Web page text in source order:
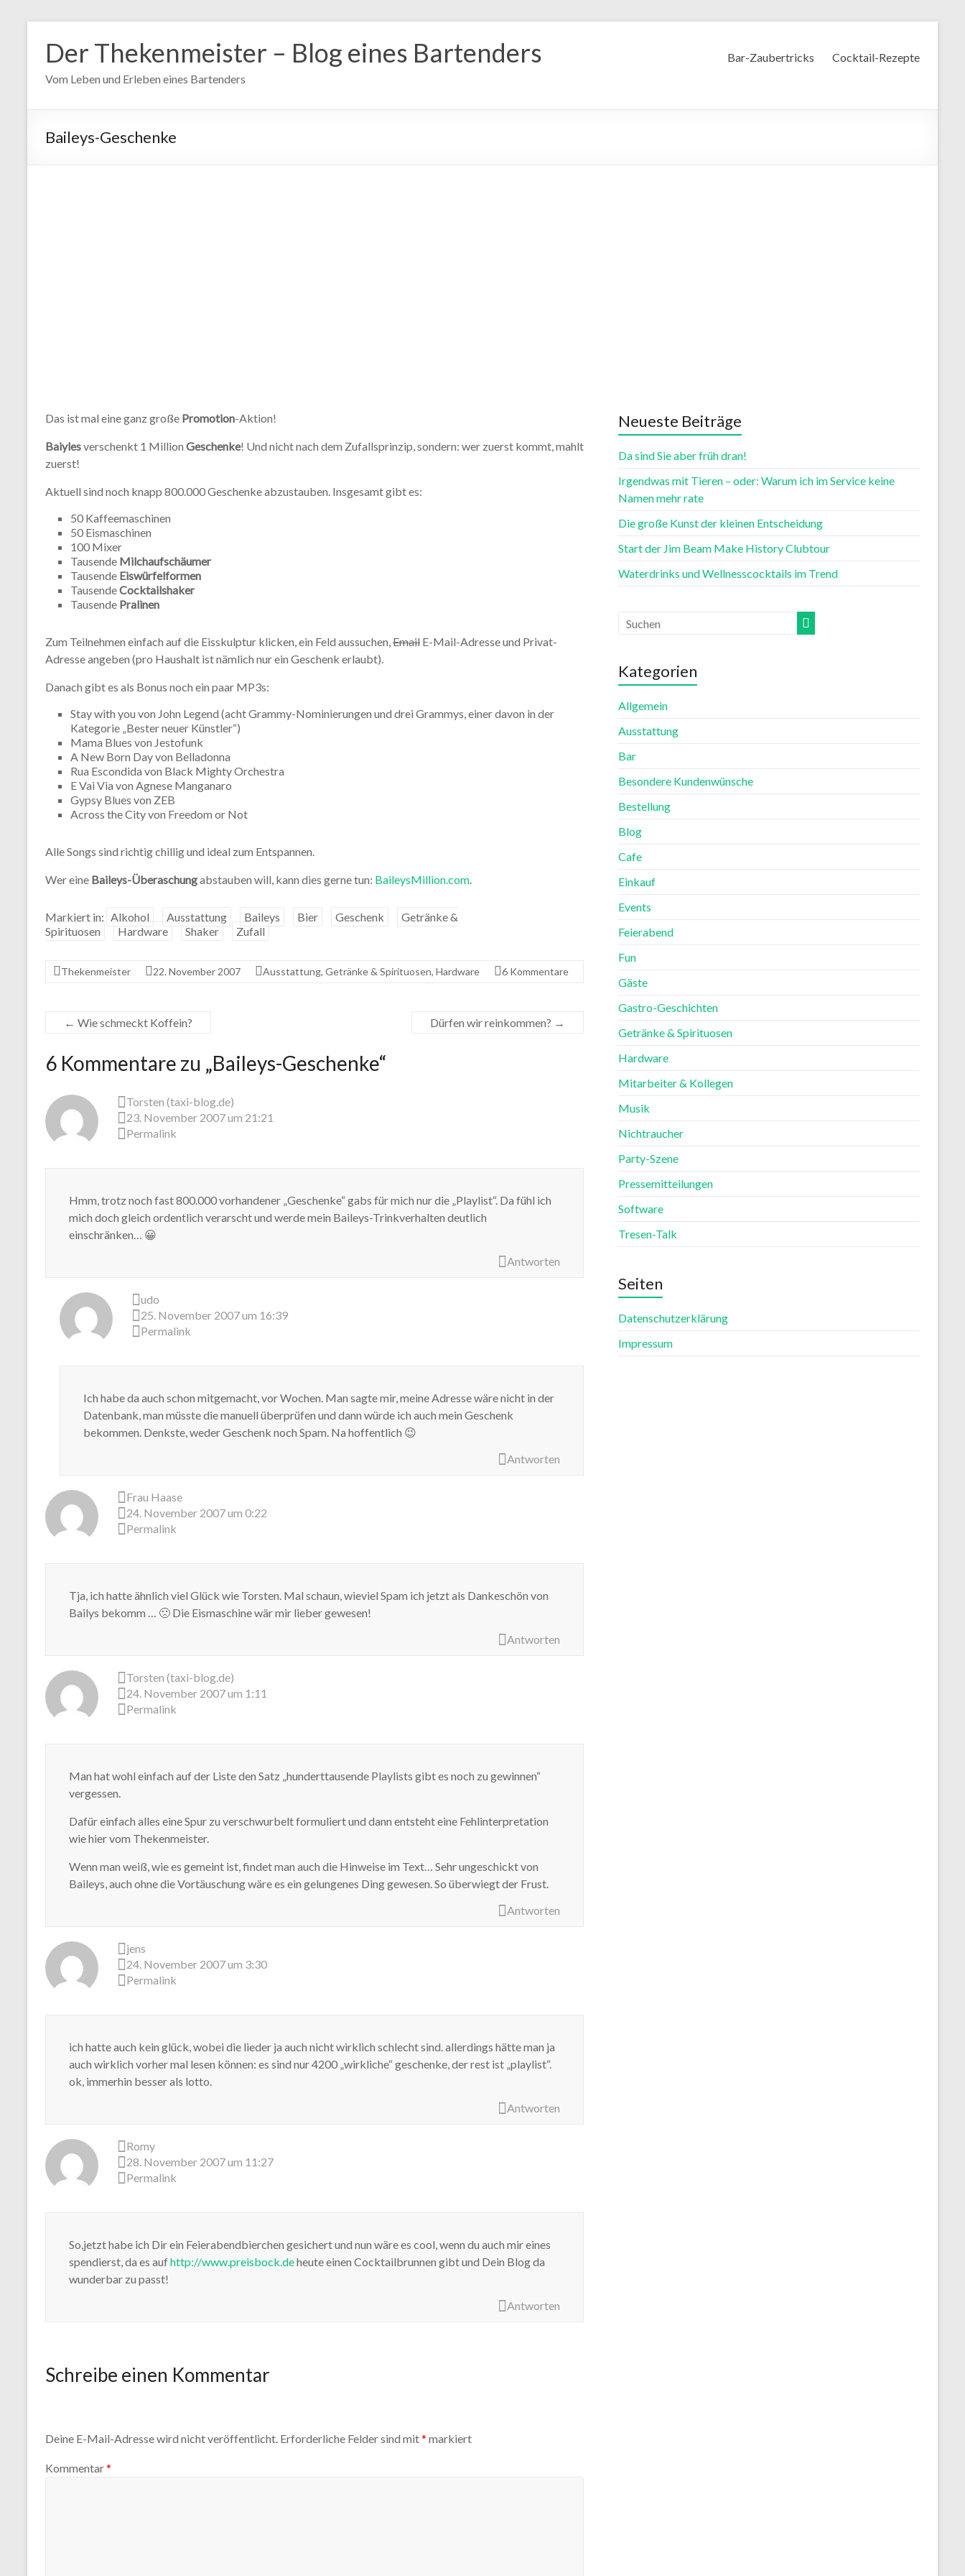
Inhalt
springen
Der Thekenmeister – Blog eines Bartenders
Vom Leben und Erleben eines Bartenders
Bar-Zaubertricks Cocktail-Rezepte
Baileys-Geschenke
Das ist mal eine ganz große Promotion-Aktion!
Baiylesverschenkt 1 Million Geschenke! Und nicht nach dem Zufallsprinzip, sondern: wer zuerst kommt, mahlt
zuerst!
Aktuell sind noch knapp 800.000 Geschenke abzustauben. Insgesamt gibt es:
50 Kaffeemaschinen
50 Eismaschinen
100 Mixer
Tausende Milchaufschäumer
Tausende Eiswürfelformen
TausendeCocktailshaker
Tausende Pralinen
Zum Teilnehmen einfach auf die Eisskulptur klicken, ein Feld aussuchen,Email E-Mail-Adresse und Privat-
Adresse angeben (pro Haushalt ist nämlich nur ein Geschenk erlaubt).
Danach gibt es als Bonus noch ein paar MP3s:
Stay with you von John Legend (acht Grammy-Nominierungen und drei Grammys, einer davon in der
Kategorie „Bester neuer Künstler“)
Mama Blues von Jestofunk
A New Born Day von Belladonna
Rua Escondida von Black Mighty Orchestra
E Vai Via von Agnese Manganaro
Gypsy Blues von ZEB
Across the City von Freedom or Not
Alle Songs sind richtig chillig und ideal zum Entspannen.
Wer eine Baileys-Überaschungabstauben will, kann dies gerne tun: BaileysMillion.com.
Markiert in: Alkohol Ausstattung Baileys Bier Geschenk
Getränke &
Spirituosen
Hardware Shaker Zufall
Thekenmeister 22. November 2007 Ausstattung, Getränke & Spirituosen, Hardware 6 Kommentare
← Wie schmeckt Koffein? Dürfen wir reinkommen? →
6 Kommentare zu „Baileys-Geschenke“
Torsten (taxi-blog.de)
23. November 2007 um 21:21
Permalink
Hmm, trotz noch fast 800.000 vorhandener „Geschenke“ gabs für mich nur die „Playlist“. Da fühl ich
mich doch gleich ordentlich verarscht und werde mein Baileys-Trinkverhalten deutlich
einschränken… 😀
Antworten
udo
25. November 2007 um 16:39
Permalink
Ich habe da auch schon mitgemacht, vor Wochen. Man sagte mir, meine Adresse wäre nicht in der
Datenbank, man müsste die manuell überprüfen und dann würde ich auch mein Geschenk
bekommen. Denkste, weder Geschenk noch Spam. Na hoffentlich 😉
Antworten
Frau Haase
24. November 2007 um 0:22
Permalink
Tja, ich hatte ähnlich viel Glück wie Torsten. Mal schaun, wieviel Spam ich jetzt als Dankeschön von
Bailys bekomm … 🙁 Die Eismaschine wär mir lieber gewesen!
Antworten
Torsten (taxi-blog.de)
24. November 2007 um 1:11
Permalink
Man hat wohl einfach auf der Liste den Satz „hunderttausende Playlists gibt es noch zu gewinnen“
vergessen.
Dafür einfach alles eine Spur zu verschwurbelt formuliert und dann entsteht eine Fehlinterpretation
wie hier vom Thekenmeister.
Wenn man weiß, wie es gemeint ist, findet man auch die Hinweise im Text… Sehr ungeschickt von
Baileys, auch ohne die Vortäuschung wäre es ein gelungenes Ding gewesen. So überwiegt der Frust.
Antworten
jens
24. November 2007 um 3:30
Permalink
ich hatte auch kein glück, wobei die lieder ja auch nicht wirklich schlecht sind. allerdings hätte man ja
auch wirklich vorher mal lesen können: es sind nur 4200 „wirkliche“ geschenke, der rest ist „playlist“.
ok, immerhin besser als lotto.
Antworten
Romy
28. November 2007 um 11:27
Permalink
So,jetzt habe ich Dir ein Feierabendbierchen gesichert und nun wäre es cool, wenn du auch mir eines
spendierst, da es aufhttp://www.preisbock.deheute einen Cocktailbrunnen gibt und Dein Blog da
wunderbar zu passt!
Antworten
Schreibe einen Kommentar
Deine E-Mail-Adresse wird nicht veröffentlicht. Erforderliche Felder sind mit* markiert
Kommentar*
Neueste Beiträge
Da sind Sie aber früh dran!
Irgendwas mit Tieren – oder: Warum ich im Service keine
Namen mehr rate
Die große Kunst der kleinen Entscheidung
Start der Jim Beam Make History Clubtour
Waterdrinks und Wellnesscocktails im Trend
Kategorien
Allgemein
Ausstattung
Bar
Besondere Kundenwünsche
Bestellung
Blog
Cafe
Einkauf
Events
Feierabend
Fun
Gäste
Gastro-Geschichten
Getränke & Spirituosen
Hardware
Mitarbeiter & Kollegen
Musik
Nichtraucher
Party-Szene
Pressemitteilungen
Software
Tresen-Talk
Seiten
Datenschutzerklärung
Impressum